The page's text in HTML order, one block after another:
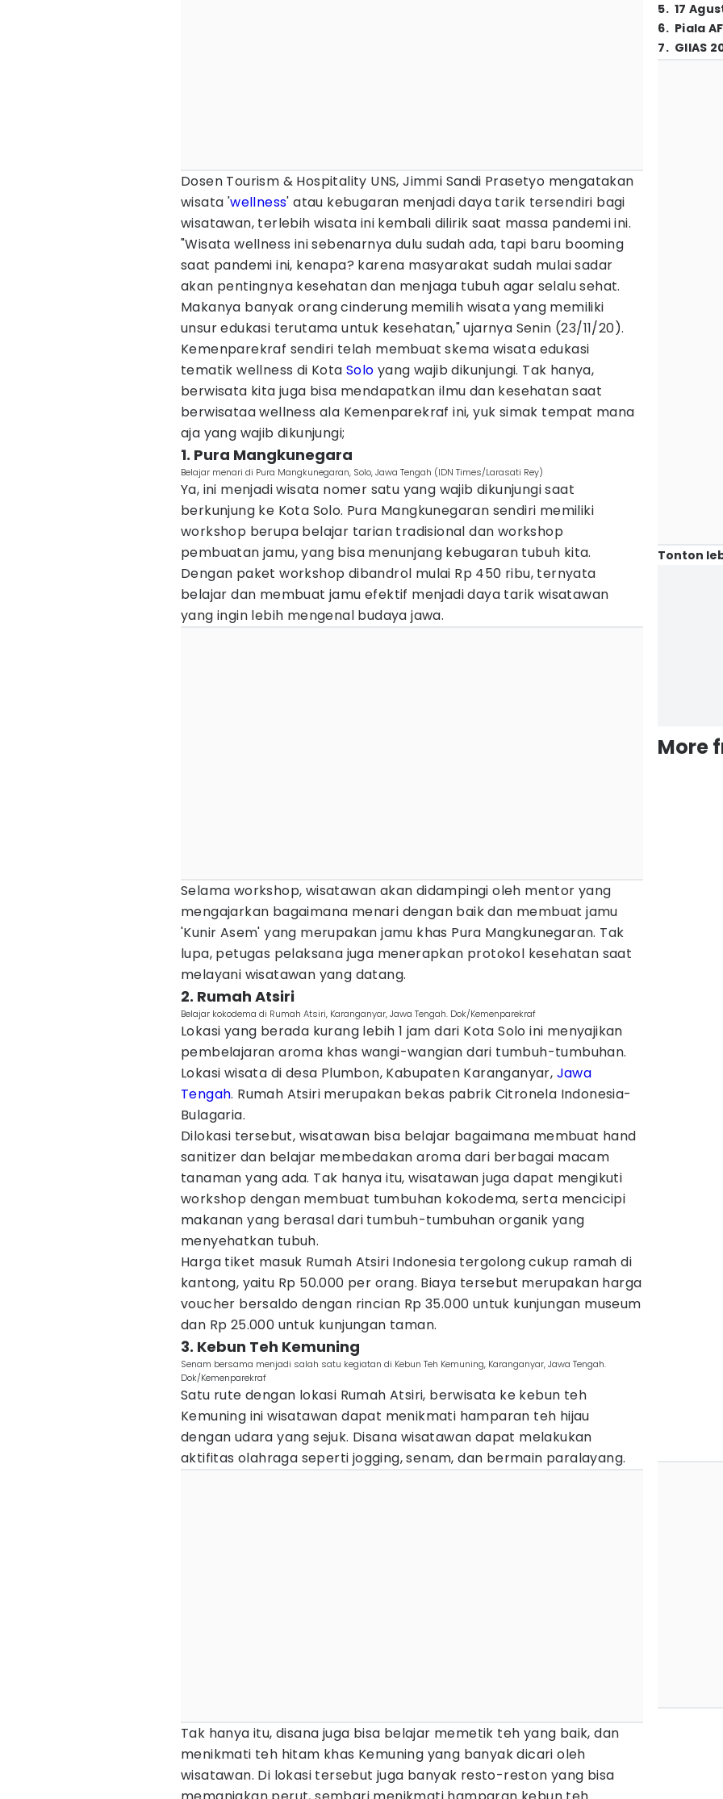
Dosen Tourism & Hospitality UNS, Jimmi Sandi Prasetyo mengatakan
wisata 'wellness' atau kebugaran menjadi daya tarik tersendiri bagi
wisatawan, terlebih wisata ini kembali dilirik saat massa pandemi ini.
"Wisata wellness ini sebenarnya dulu sudah ada, tapi baru booming
saat pandemi ini, kenapa? karena masyarakat sudah mulai sadar
akan pentingnya kesehatan dan menjaga tubuh agar selalu sehat.
Makanya banyak orang cinderung memilih wisata yang memiliki
unsur edukasi terutama untuk kesehatan," ujarnya Senin (23/11/20).
Kemenparekraf sendiri telah membuat skema wisata edukasi
tematik wellness di Kota Solo yang wajib dikunjungi. Tak hanya,
berwisata kita juga bisa mendapatkan ilmu dan kesehatan saat
berwisataa wellness ala Kemenparekraf ini, yuk simak tempat mana
aja yang wajib dikunjungi;
1. Pura Mangkunegara
Belajar menari di Pura Mangkunegaran, Solo, Jawa Tengah (IDN Times/Larasati Rey)
Ya, ini menjadi wisata nomer satu yang wajib dikunjungi saat
berkunjung ke Kota Solo. Pura Mangkunegaran sendiri memiliki
workshop berupa belajar tarian tradisional dan workshop
pembuatan jamu, yang bisa menunjang kebugaran tubuh kita.
Dengan paket workshop dibandrol mulai Rp 450 ribu, ternyata
belajar dan membuat jamu efektif menjadi daya tarik wisatawan
yang ingin lebih mengenal budaya jawa.
Selama workshop, wisatawan akan didampingi oleh mentor yang
mengajarkan bagaimana menari dengan baik dan membuat jamu
'Kunir Asem' yang merupakan jamu khas Pura Mangkunegaran. Tak
lupa, petugas pelaksana juga menerapkan protokol kesehatan saat
melayani wisatawan yang datang.
2. Rumah Atsiri
Belajar kokodema di Rumah Atsiri, Karanganyar, Jawa Tengah. Dok/Kemenparekraf
Lokasi yang berada kurang lebih 1 jam dari Kota Solo ini menyajikan
pembelajaran aroma khas wangi-wangian dari tumbuh-tumbuhan.
Lokasi wisata di desa Plumbon, Kabupaten Karanganyar, Jawa
Tengah. Rumah Atsiri merupakan bekas pabrik Citronela Indonesia-
Bulagaria.
Dilokasi tersebut, wisatawan bisa belajar bagaimana membuat hand
sanitizer dan belajar membedakan aroma dari berbagai macam
tanaman yang ada. Tak hanya itu, wisatawan juga dapat mengikuti
workshop dengan membuat tumbuhan kokodema, serta mencicipi
makanan yang berasal dari tumbuh-tumbuhan organik yang
menyehatkan tubuh.
Harga tiket masuk Rumah Atsiri Indonesia tergolong cukup ramah di
kantong, yaitu Rp 50.000 per orang. Biaya tersebut merupakan harga
voucher bersaldo dengan rincian Rp 35.000 untuk kunjungan museum
dan Rp 25.000 untuk kunjungan taman.
3. Kebun Teh Kemuning
Senam bersama menjadi salah satu kegiatan di Kebun Teh Kemuning, Karanganyar, Jawa Tengah.
Dok/Kemenparekraf
Satu rute dengan lokasi Rumah Atsiri, berwisata ke kebun teh
Kemuning ini wisatawan dapat menikmati hamparan teh hijau
dengan udara yang sejuk. Disana wisatawan dapat melakukan
aktifitas olahraga seperti jogging, senam, dan bermain paralayang.
Tak hanya itu, disana juga bisa belajar memetik teh yang baik, dan
menikmati teh hitam khas Kemuning yang banyak dicari oleh
wisatawan. Di lokasi tersebut juga banyak resto-reston yang bisa
5. 17
6. Piala
7. GIIAS
Tonton
More